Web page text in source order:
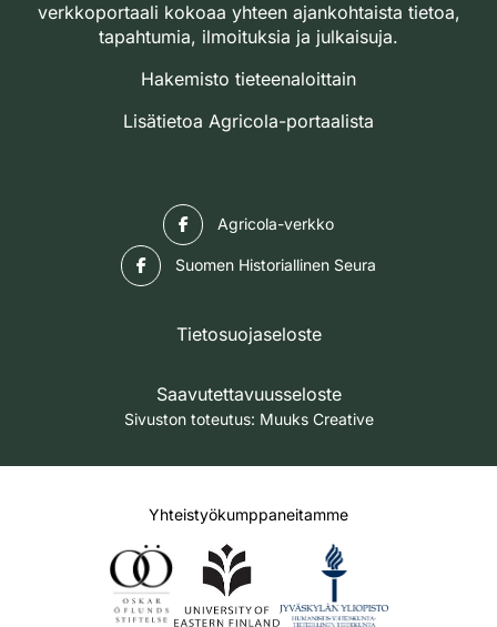
verkkoportaali kokoaa yhteen ajankohtaista tietoa,
tapahtumia, ilmoituksia ja julkaisuja.
Hakemisto tieteenaloittain
Lisätietoa Agricola-portaalista
Agricola-verkko
Suomen Historiallinen Seura
Tietosuojaseloste
Saavutettavuusseloste
Sivuston toteutus: Muuks Creative
Yhteistyökumppaneitamme